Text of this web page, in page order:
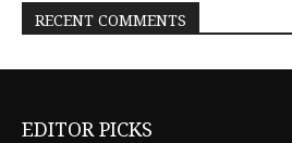
RECENT COMMENTS
EDITOR PICKS